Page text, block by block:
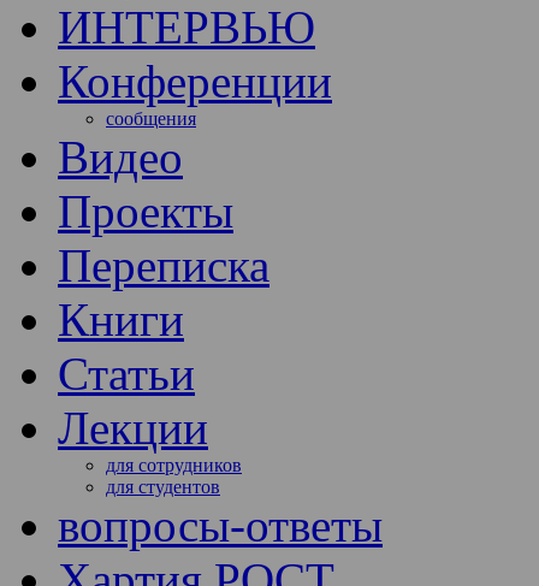
ИНТЕРВЬЮ
Конференции
сообщения
Видео
Проекты
Переписка
Книги
Статьи
Лекции
для сотрудников
для студентов
вопросы-ответы